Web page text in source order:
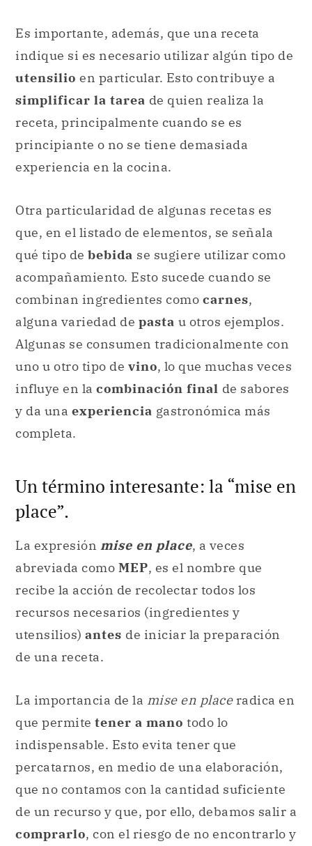
Es importante, además, que una receta
indique si es necesario utilizar algún tipo de
utensilio en particular. Esto contribuye a
simplificar la tarea de quien realiza la
receta, principalmente cuando se es
principiante o no se tiene demasiada
experiencia en la cocina.
Otra particularidad de algunas recetas es
que, en el listado de elementos, se señala
qué tipo de bebida se sugiere utilizar como
acompañamiento. Esto sucede cuando se
combinan ingredientes como carnes,
alguna variedad de pasta u otros ejemplos.
Algunas se consumen tradicionalmente con
uno u otro tipo de vino, lo que muchas veces
influye en la combinación final de sabores
y da una experiencia gastronómica más
completa.
Un término interesante: la “mise en
place”.
La expresión mise en place, a veces
abreviada como MEP, es el nombre que
recibe la acción de recolectar todos los
recursos necesarios (ingredientes y
utensilios) antes de iniciar la preparación
de una receta.
La importancia de la mise en placeradica en
que permite tener a mano todo lo
indispensable. Esto evita tener que
percatarnos, en medio de una elaboración,
que no contamos con la cantidad suficiente
de un recurso y que, por ello, debamos salir a
comprarlo, con el riesgo de no encontrarlo y